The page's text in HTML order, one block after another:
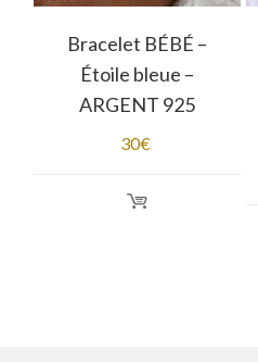
Bracelet BÉBÉ –
Étoile bleue –
ARGENT 925
30€